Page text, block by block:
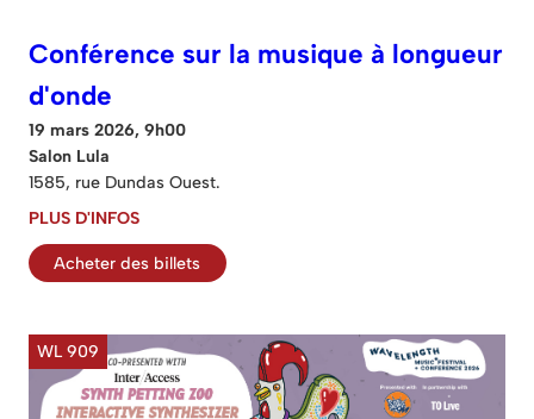
Conférence sur la musique à longueur
d'onde
19 mars 2026, 9h00
Salon Lula
1585, rue Dundas Ouest.
PLUS D'INFOS
Acheter des billets
WL 909